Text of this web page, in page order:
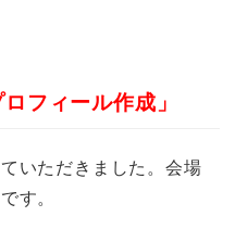
フィール作成」
いただきました。会場
す。